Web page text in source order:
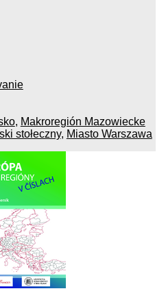
, Makroregión Mazowiecke
stołeczny, Miasto Warszawa